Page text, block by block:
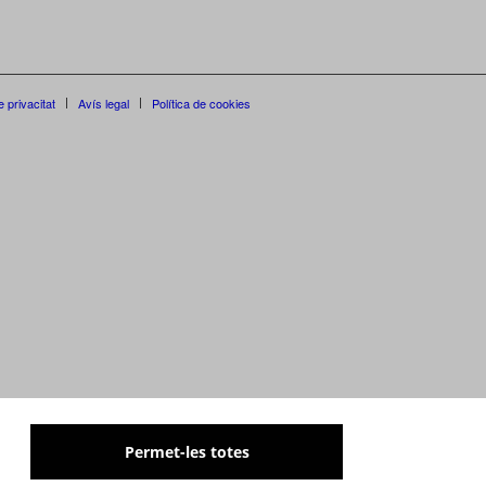
Permet-les totes
privacitat Avís legal Política de cookies